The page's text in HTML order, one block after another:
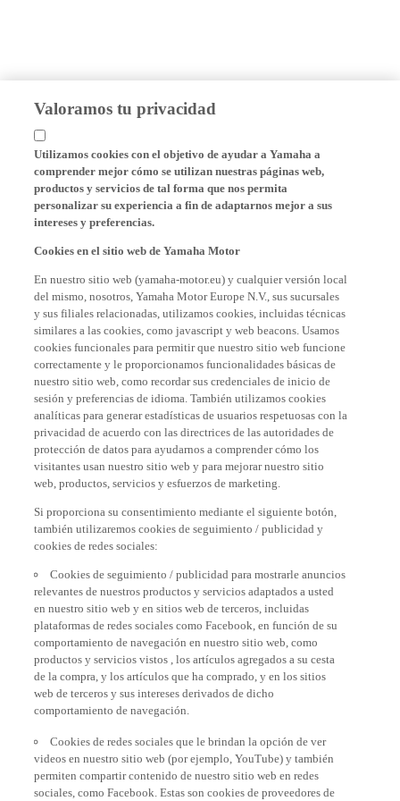
Valoramos tu privacidad
Utilizamos cookies con el objetivo de ayudar a Yamaha a
comprender mejor cómo se utilizan nuestras páginas web,
productos y servicios de tal forma que nos permita
personalizar su experiencia a fin de adaptarnos mejor a sus
intereses y preferencias.
Cookies en el sitio web de Yamaha Motor
En nuestro sitio web (yamaha-motor.eu) y cualquier versión local
del mismo, nosotros, Yamaha Motor Europe N.V., sus sucursales
y sus filiales relacionadas, utilizamos cookies, incluidas técnicas
similares a las cookies, como javascript y web beacons. Usamos
cookies funcionales para permitir que nuestro sitio web funcione
correctamente y le proporcionamos funcionalidades básicas de
nuestro sitio web, como recordar sus credenciales de inicio de
sesión y preferencias de idioma. También utilizamos cookies
analíticas para generar estadísticas de usuarios respetuosas con la
privacidad de acuerdo con las directrices de las autoridades de
protección de datos para ayudarnos a comprender cómo los
visitantes usan nuestro sitio web y para mejorar nuestro sitio
web, productos, servicios y esfuerzos de marketing.
Si proporciona su consentimiento mediante el siguiente botón,
también utilizaremos cookies de seguimiento / publicidad y
cookies de redes sociales:
Cookies de seguimiento / publicidad para mostrarle anuncios
relevantes de nuestros productos y servicios adaptados a usted
en nuestro sitio web y en sitios web de terceros, incluidas
plataformas de redes sociales como Facebook, en función de su
comportamiento de navegación en nuestro sitio web, como
productos y servicios vistos , los artículos agregados a su cesta
de la compra, y los artículos que ha comprado, y en los sitios
web de terceros y sus intereses derivados de dicho
comportamiento de navegación.
Cookies de redes sociales que le brindan la opción de ver
videos en nuestro sitio web (por ejemplo, YouTube) y también
permiten compartir contenido de nuestro sitio web en redes
sociales, como Facebook. Estas son cookies de proveedores de